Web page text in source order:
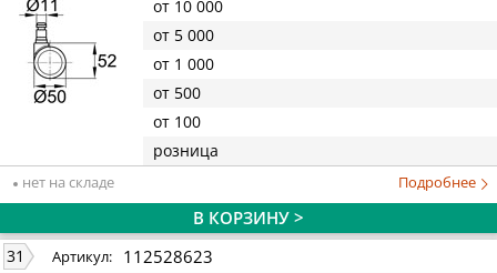
от 10 000
от 5 000
от 1 000
от 500
от 100
розница
нет на складе Подробнее
В КОРЗИНУ >
31 Артикул: 112528623